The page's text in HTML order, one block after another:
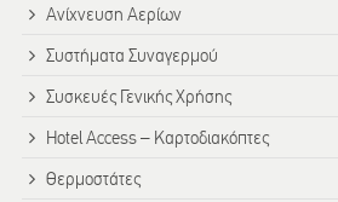
Ανίχνευση Αερίων
Συστήματα Συναγερμού
Συσκευές Γενικής Χρήσης
Hotel Access – Καρτοδιακόπτες
Θερμοστάτες